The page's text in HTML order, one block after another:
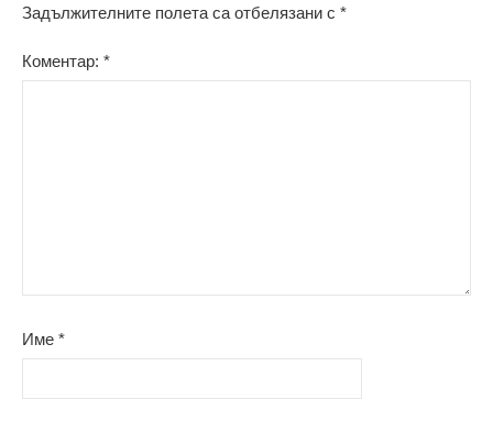
Задължителните полета са отбелязани с *
Коментар: *
Име *